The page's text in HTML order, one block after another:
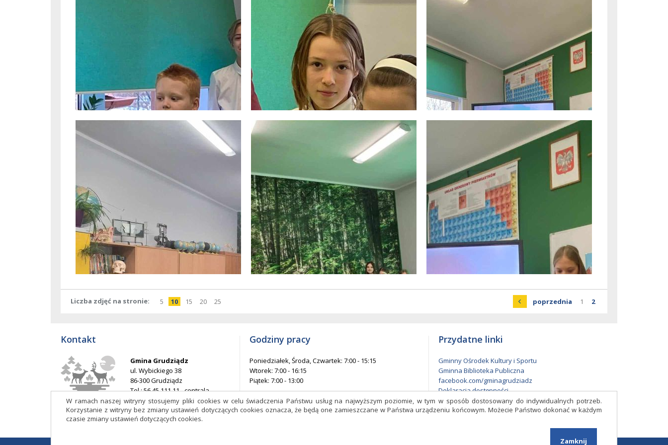
W ramach naszej witryny stosujemy pliki cookies w celu świadczenia Państwu usług na najwyższym poziomie, w tym w sposób dostosowany do indywidualnych potrzeb.
Korzystanie z witryny bez zmiany ustawień dotyczących cookies oznacza, że będą one zamieszczane w Państwa urządzeniu końcowym. Możecie Państwo dokonać w każdym
czasie zmiany ustawień dotyczących cookies.
Zamknij
Liczba zdjęć na stronie pokaż
5 elementów
na
pokaż
10 elementów
na
pokaż
15 elementów
pokaż
20 elementów
pokaż
25 Strona poprzednia strona
Strona
1 Strona
2
Kontakt
Gmina Grudziądz
ul. Wybickiego 38
86-300 Grudziądz
Tel.: 56 45 111 11 - centrala
E-mail:ug@grudziadz.ug.gov.pl
Adres do e-Doręczeń: AE:PL-
53014-76188-HDIJB-32
Godziny pracy
Poniedziałek, Środa, Czwartek: 7:00 - 15:15
Wtorek: 7:00 - 16:15
Piątek: 7:00 - 13:00
Przydatne linki
Gminny Ośrodek Kultury i Sportu
Gminna Biblioteka Publiczna
facebook.com/gminagrudziadz
Deklaracja dostępności